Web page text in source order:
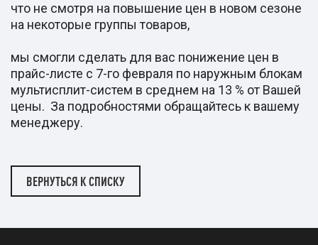
что не смотря на повышение цен в новом сезоне
на некоторые группы товаров,
мы смогли сделать для вас понижение цен в
прайс-листе с 7-го февраля по наружным блокам
мультисплит-систем в среднем на 13 % от Вашей
цены. За подробностями обращайтесь к вашему
менеджеру.
ВЕРНУТЬСЯ К СПИСКУ